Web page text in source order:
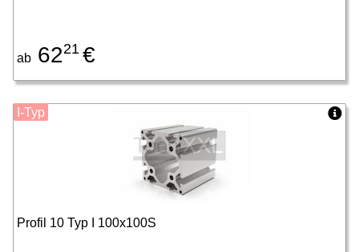
ab 6221 €
Profil 10 Typ I 100x100S
I-Typ